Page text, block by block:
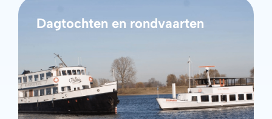
Dagtochten en rondvaarten